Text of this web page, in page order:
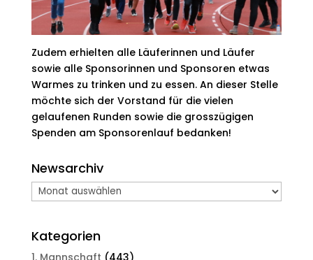
Zudem erhielten alle Läuferinnen und Läufer
sowie alle Sponsorinnen und Sponsoren etwas
Warmes zu trinken und zu essen. An dieser Stelle
möchte sich der Vorstand für die vielen
gelaufenen Runden sowie die grosszügigen
Spenden am Sponsorenlauf bedanken!
Newsarchiv
Newsarchiv
Kategorien
1. Mannschaft (443)